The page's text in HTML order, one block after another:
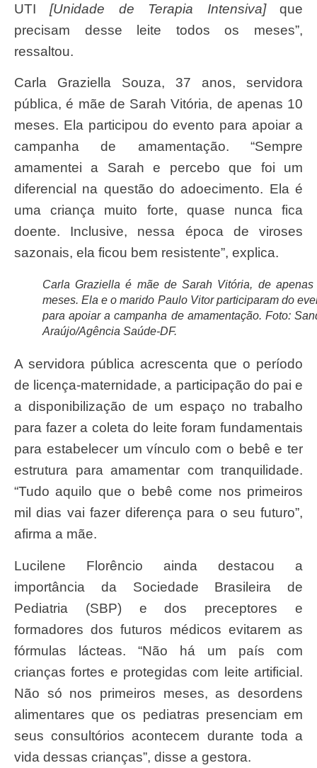
UTI[Unidade de Terapia Intensiva]que
precisam desse leite todos os meses”,
ressaltou.
Carla Graziella Souza, 37 anos, servidora
pública, é mãe de Sarah Vitória, de apenas 10
meses. Ela participou do evento para apoiar a
campanha de amamentação. “Sempre
amamentei a Sarah e percebo que foi um
diferencial na questão do adoecimento. Ela é
uma criança muito forte, quase nunca fica
doente. Inclusive, nessa época de viroses
sazonais, ela ficou bem resistente”, explica.
Carla Graziella é mãe de Sarah Vitória, de apenas
meses. Ela e o marido Paulo Vitor participaram do
para apoiar a campanha de amamentação. Foto:
Araújo/Agência Saúde-DF.
A servidora pública acrescenta que o período
de licença-maternidade, a participação do pai e
a disponibilização de um espaço no trabalho
para fazer a coleta do leite foram fundamentais
para estabelecer um vínculo com o bebê e ter
estrutura para amamentar com tranquilidade.
“Tudo aquilo que o bebê come nos primeiros
mil dias vai fazer diferença para o seu futuro”,
afirma a mãe.
Lucilene Florêncio ainda destacou a
importância da Sociedade Brasileira de
Pediatria (SBP) e dos preceptores e
formadores dos futuros médicos evitarem as
fórmulas lácteas. “Não há um país com
crianças fortes e protegidas com leite artificial.
Não só nos primeiros meses, as desordens
alimentares que os pediatras presenciam em
seus consultórios acontecem durante toda a
vida dessas crianças”, disse a gestora.